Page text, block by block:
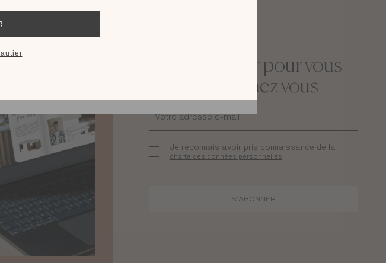
RECEVOIR LE CATALOGUE 2026
La newsletter pour vous
sentir bien chez vous
Je reconnais avoir pris connaissance de la
charte des données personnelles
S'ABONNER